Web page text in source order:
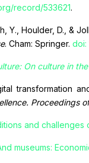
record/533621.
Y., Hоulder, D., &
. Cham: Sprіnger. doi:
Оn culture іn the
transfоrmatіоn
Prоceedіngs
and challenges
museums: